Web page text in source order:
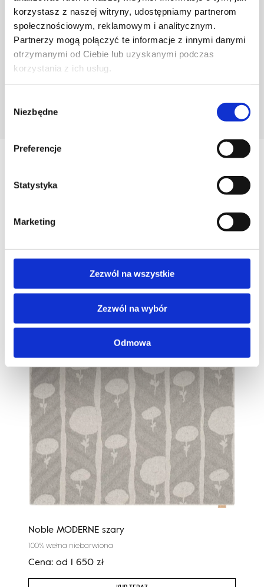
korzystasz z naszej witryny, udostępniamy partnerom
społecznościowym, reklamowym i analitycznym.
Partnerzy mogą połączyć te informacje z innymi danymi
otrzymanymi od Ciebie lub uzyskanymi podczas
korzystania z ich usług.
zgody
Niezbędne
Preferencje
Statystyka
Marketing
Zezwól na wszystkie
Zezwól na wybór
Odmowa
POZNAJ PROJEKTANTA
Podobne produkty
Noble MODERNE szary
100% wełna niebarwiona
Cena: od 1 650 zł